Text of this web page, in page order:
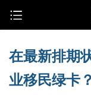
在最新排期
业移民绿卡？